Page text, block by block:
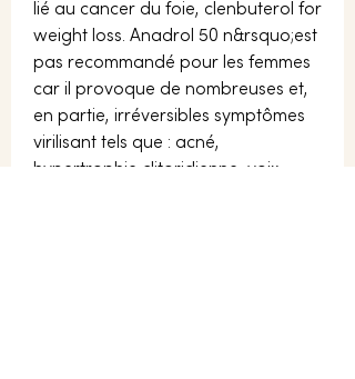
lié au cancer du foie, clenbuterol for
weight loss. Anadrol 50 n&rsquo;est
pas recommandé pour les femmes
car il provoque de nombreuses et,
en partie, irréversibles symptômes
virilisant tels que : acné,
hypertrophie clitoridienne, voix